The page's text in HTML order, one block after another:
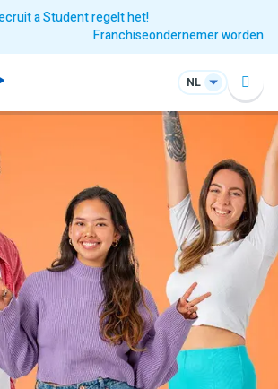
a Student regelt het!
Franchiseondernemer worden
NL